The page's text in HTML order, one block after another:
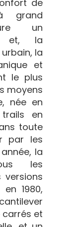
de
grand
un
et, la
la
et
le plus
moyens
née en
en
toute
par les
la
les
versions
1980,
et